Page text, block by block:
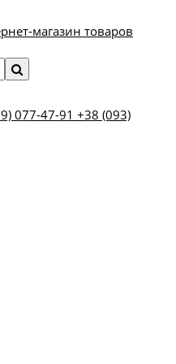
магазин товаров
077-47-91 +38 (093)